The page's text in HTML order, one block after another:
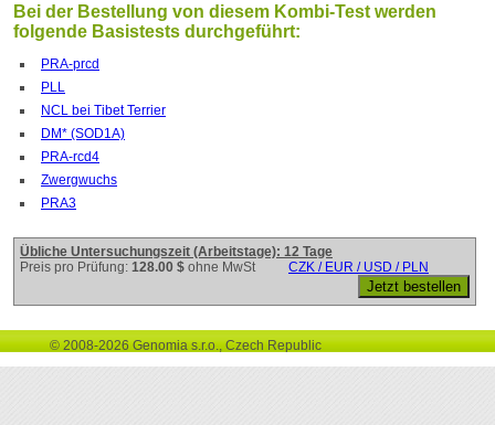
Bei der Bestellung von diesem Kombi-Test werden
folgende Basistests durchgeführt:
PRA-prcd
PLL
NCL bei Tibet Terrier
DM* (SOD1A)
PRA-rcd4
Zwergwuchs
PRA3
Übliche Untersuchungszeit (Arbeitstage): 12 Tage
Preis pro Prüfung: 128.00 $ ohne MwSt CZK / EUR / USD / PLN
© 2008-2026 Genomia s.r.o., Czech Republic